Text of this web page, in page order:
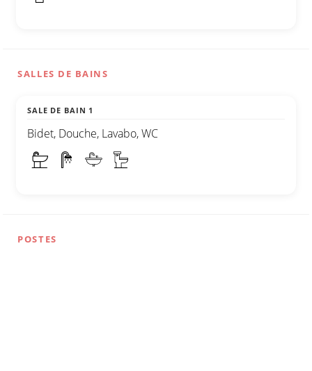
SALLES DE BAINS
SALE DE BAIN 1
Bidet, Douche, Lavabo, WC
POSTES